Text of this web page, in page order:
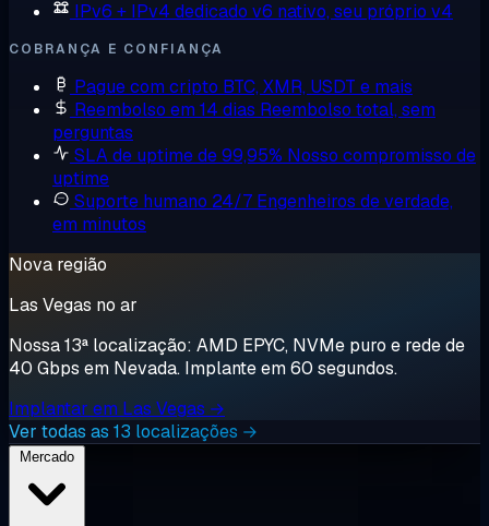
IPv6 + IPv4 dedicado v6 nativo, seu próprio v4
COBRANÇA E CONFIANÇA
Pague com cripto BTC, XMR, USDT e mais
Reembolso em 14 dias Reembolso total, sem
perguntas
SLA de uptime de 99,95% Nosso compromisso de
uptime
Suporte humano 24/7 Engenheiros de verdade,
em minutos
Nova região
Las Vegas no ar
Nossa 13ª localização: AMD EPYC, NVMe puro e rede de
40 Gbps em Nevada. Implante em 60 segundos.
Implantar em Las Vegas →
Ver todas as 13 localizações →